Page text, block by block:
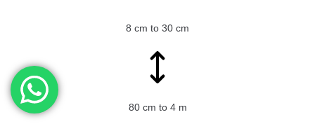
8 cm to 30 cm
80 cm to 4 m